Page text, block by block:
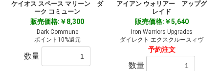
ケイオス スペース マリーン ダ
ーク コミューン
販売価格:￥8,300
Dark Commune
ポイント10%還元
数量
アイアン ウォリアー アップグ
レイド
販売価格:￥5,640
Iron Warriors Upgrades
ダイレクト エクスクルースィヴ
予約注文
数量
お買い物を続ける カートへ進む